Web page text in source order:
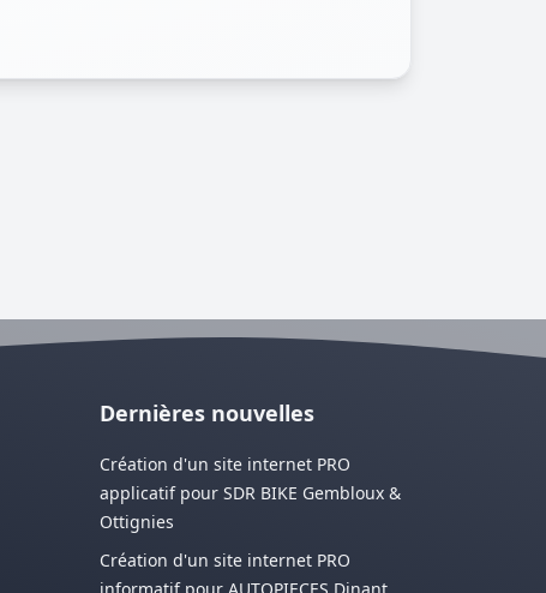
Dernières nouvelles
Création d'un site internet PRO
applicatif pour SDR BIKE Gembloux &
Ottignies
Création d'un site internet PRO